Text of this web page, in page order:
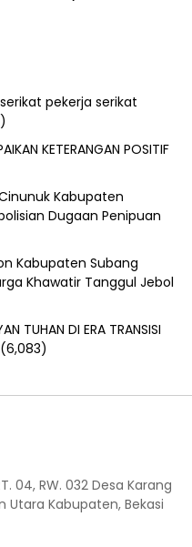
pekerja serikat
KETERANGAN POSITIF
Kabupaten
Dugaan Penipuan
Kabupaten Subang
Khawatir Tanggul Jebol
TUHAN DI ERA TRANSISI
(6,083)
04, RW. 032 Desa Karang
Kabupaten, Bekasi